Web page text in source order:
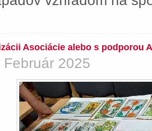
Asociácie alebo s podporou
2025